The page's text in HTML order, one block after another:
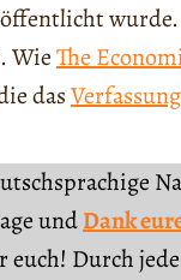
WieThe
das
undDank
Durch